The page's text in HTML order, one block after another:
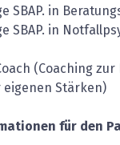
SBAP. in
SBAP. in
(Coaching
eigenen Stärken)
für den